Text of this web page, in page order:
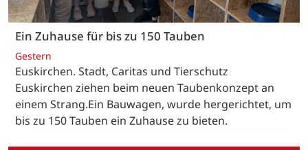
Ein Zuhause für bis zu 150 Tauben
Gestern
Euskirchen. Stadt, Caritas und Tierschutz
Euskirchen ziehen beim neuen Taubenkonzept an
einem Strang.Ein Bauwagen, wurde hergerichtet, um
bis zu 150 Tauben ein Zuhause zu bieten.